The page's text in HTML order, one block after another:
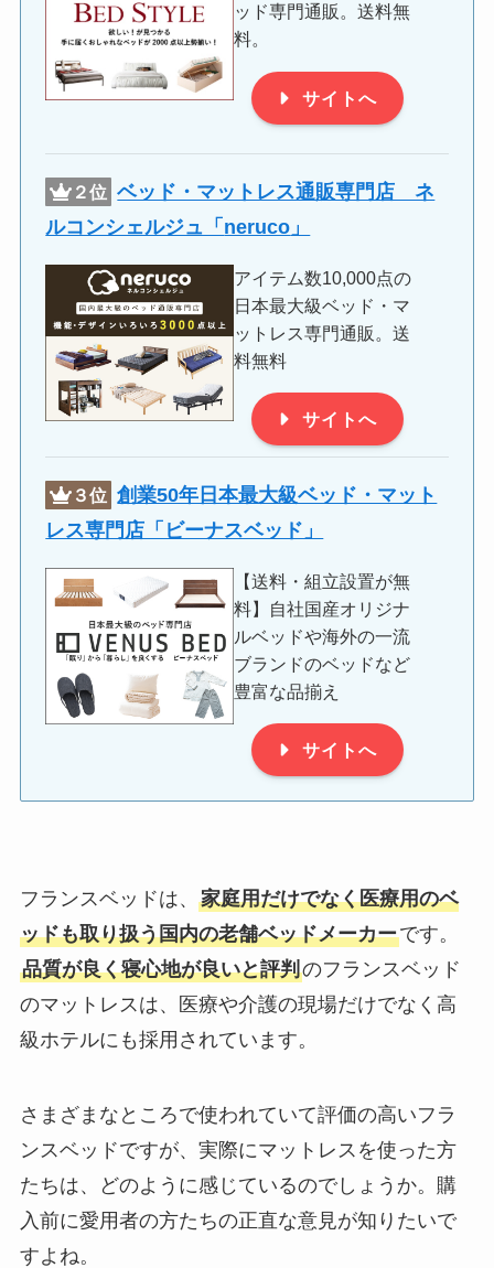
ッド専門通販。送料無
料。
サイトへ
２位 ベッド・マットレス通販専門店 ネ
ルコンシェルジュ「 neruco 」
アイテム数10,000点の
日本最大級ベッド・マ
ットレス専門通販。送
料無料
サイトへ
３位 創業50年日本最大級ベッド・マット
レス専門店「ビーナスベッド」
【送料・組立設置が無
料】自社国産オリジナ
ルベッドや海外の一流
ブランドのベッドなど
豊富な品揃え
サイトへ
フランスベッドは、 家庭用だけでなく医療用のベ
ッドも取り扱う国内の老舗ベッドメーカーです。
品質が良く寝心地が良いと評判のフランスベッド
のマットレスは、医療や介護の現場だけでなく高
級ホテルにも採用されています。
さまざまなところで使われていて評価の高いフラ
ンスベッドですが、実際にマットレスを使った方
たちは、どのように感じているのでしょうか。購
入前に愛用者の方たちの正直な意見が知りたいで
すよね。